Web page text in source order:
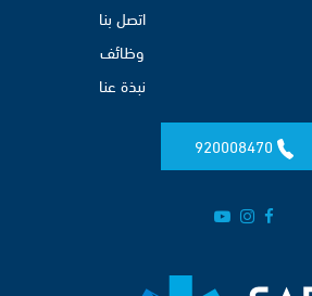
اتصل بنا
وظائف
نبذة عنا